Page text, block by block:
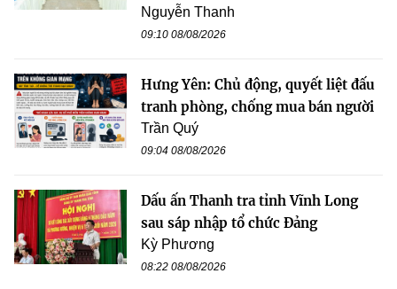
Nguyễn Thanh
09:10 08/08/2026
Hưng Yên: Chủ động, quyết liệt đấu
tranh phòng, chống mua bán người
Trần Quý
09:04 08/08/2026
Dấu ấn Thanh tra tỉnh Vĩnh Long
sau sáp nhập tổ chức Đảng
Kỳ Phương
08:22 08/08/2026